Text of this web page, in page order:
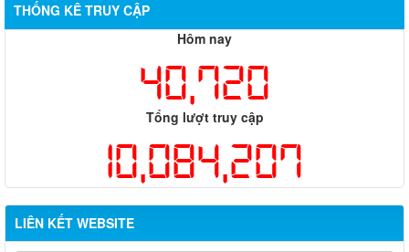
THỐNG KÊ TRUY CẬP
Hôm nay
40,720
Tổng lượt truy cập
10,084,207
LIÊN KẾT WEBSITE